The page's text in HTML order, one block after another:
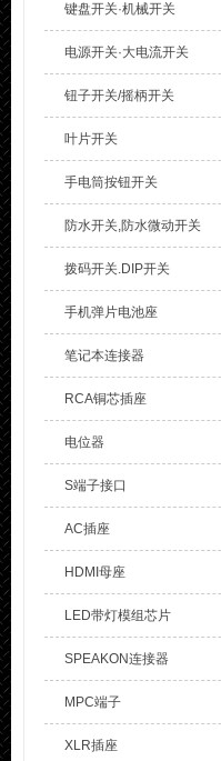
键盘开关·机械开关
电源开关·大电流开关
钮子开关/摇柄开关
叶片开关
手电筒按钮开关
防水开关,防水微动开关
拨码开关.DIP开关
手机弹片电池座
笔记本连接器
RCA铜芯插座
电位器
S端子接口
AC插座
HDMI母座
LED带灯模组芯片
SPEAKON连接器
MPC端子
XLR插座